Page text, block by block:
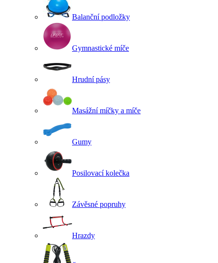
Balanční podložky
Gymnastické míče
Hrudní pásy
Masážní míčky a míče
Gumy
Posilovací kolečka
Závěsné popruhy
Hrazdy